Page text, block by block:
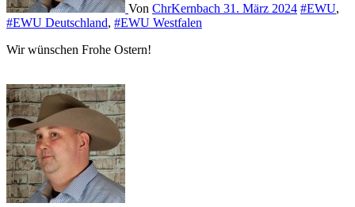
Von ChrKernbach 31. März 2024 #EWU,
#EWU Deutschland, #EWU Westfalen
Wir wünschen Frohe Ostern!